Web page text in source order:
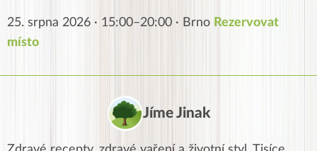
25. srpna 2026 · 15:00–20:00 · Brno Rezervovat
místo
Jíme Jinak